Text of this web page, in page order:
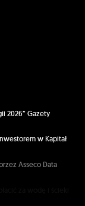
2026” Gazety
w Kapitał
Asseco Data